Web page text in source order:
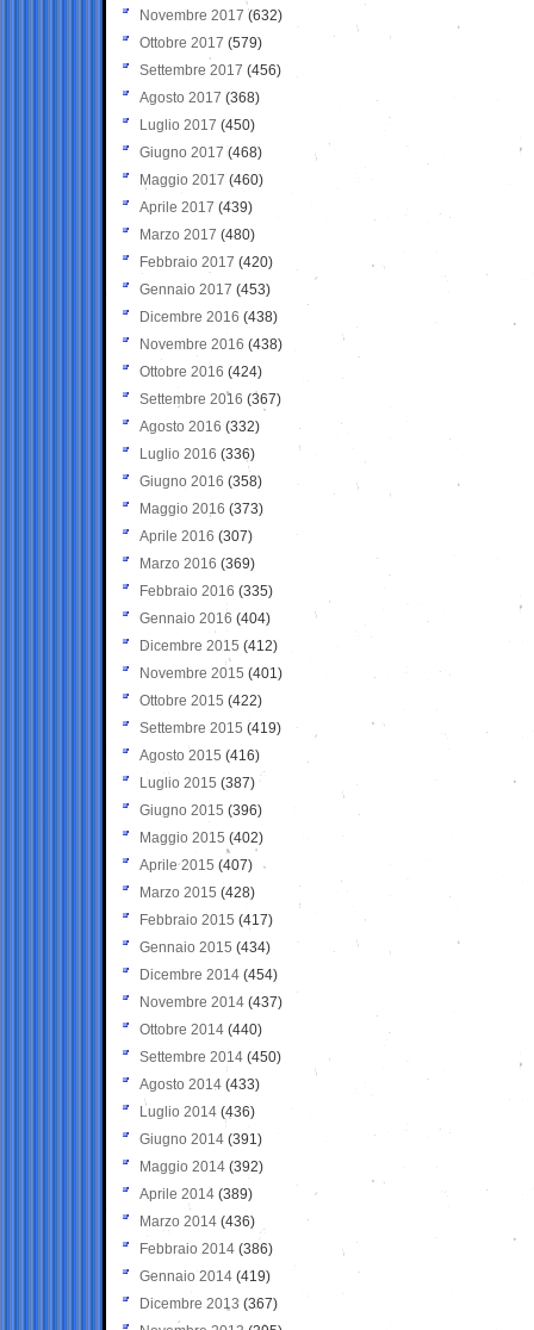
Novembre 2017 (632)
Ottobre 2017 (579)
Settembre 2017 (456)
Agosto 2017 (368)
Luglio 2017 (450)
Giugno 2017 (468)
Maggio 2017 (460)
Aprile 2017 (439)
Marzo 2017 (480)
Febbraio 2017 (420)
Gennaio 2017 (453)
Dicembre 2016 (438)
Novembre 2016 (438)
Ottobre 2016 (424)
Settembre 2016 (367)
Agosto 2016 (332)
Luglio 2016 (336)
Giugno 2016 (358)
Maggio 2016 (373)
Aprile 2016 (307)
Marzo 2016 (369)
Febbraio 2016 (335)
Gennaio 2016 (404)
Dicembre 2015 (412)
Novembre 2015 (401)
Ottobre 2015 (422)
Settembre 2015 (419)
Agosto 2015 (416)
Luglio 2015 (387)
Giugno 2015 (396)
Maggio 2015 (402)
Aprile 2015 (407)
Marzo 2015 (428)
Febbraio 2015 (417)
Gennaio 2015 (434)
Dicembre 2014 (454)
Novembre 2014 (437)
Ottobre 2014 (440)
Settembre 2014 (450)
Agosto 2014 (433)
Luglio 2014 (436)
Giugno 2014 (391)
Maggio 2014 (392)
Aprile 2014 (389)
Marzo 2014 (436)
Febbraio 2014 (386)
Gennaio 2014 (419)
Dicembre 2013 (367)